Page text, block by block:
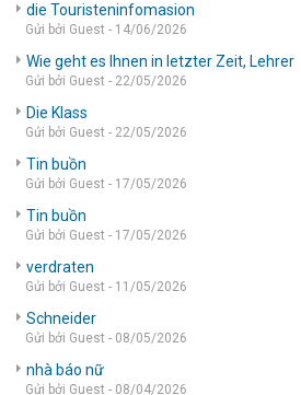
die Touristeninfomasion
Gửi bởi Guest - 14/06/2026
Wie geht es Ihnen in letzter Zeit, Lehrer
Gửi bởi Guest - 22/05/2026
Die Klass
Gửi bởi Guest - 22/05/2026
Tin buồn
Gửi bởi Guest - 17/05/2026
Tin buồn
Gửi bởi Guest - 17/05/2026
verdraten
Gửi bởi Guest - 11/05/2026
Schneider
Gửi bởi Guest - 08/05/2026
nhà báo nữ
Gửi bởi Guest - 08/04/2026